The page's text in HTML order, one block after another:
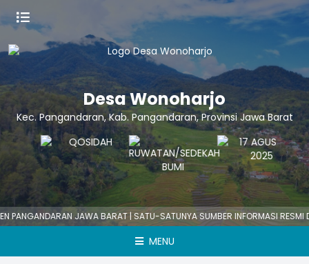
Desa Wonoharjo
Kec. Pangandaran, Kab. Pangandaran, Provinsi Jawa Barat
JAWA BARAT | SATU-SATUNYA SUMBER INFORMASI RESMI DESA
MENU